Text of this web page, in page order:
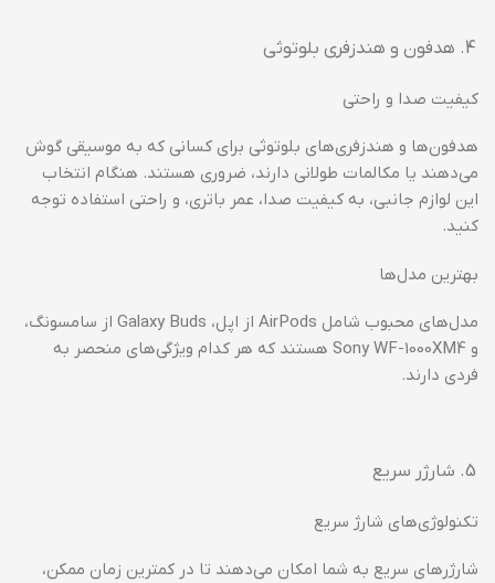
هدفون و هندزفری بلوتوثی
کیفیت صدا و راحتی
هدفون‌ها و هندزفری‌های بلوتوثی برای کسانی که به موسیقی گوش
می‌دهند یا مکالمات طولانی دارند، ضروری هستند. هنگام انتخاب
این لوازم جانبی، به کیفیت صدا، عمر باتری، و راحتی استفاده توجه
کنید.
بهترین مدل‌ها
مدل‌های محبوب شامل AirPods از اپل، Galaxy Buds از سامسونگ،
و Sony WF-1000XM4 هستند که هر کدام ویژگی‌های منحصر به
فردی دارند.
شارژر سریع
تکنولوژی‌های شارژ سریع
شارژرهای سریع به شما امکان می‌دهند تا در کمترین زمان ممکن،